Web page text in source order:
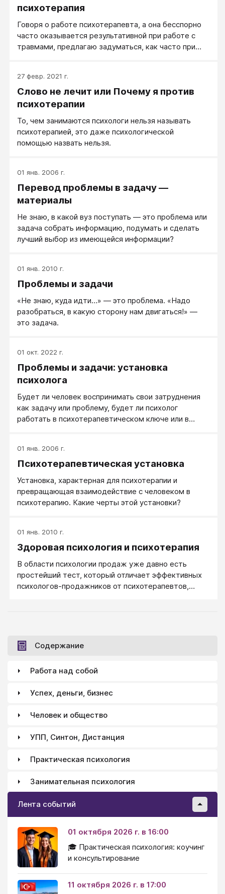
психотерапия
Говоря о работе психотерапевта, а она бесспорно
часто оказывается результативной при работе с
травмами, предлагаю задуматься, как часто при
27 февр. 2021 г.
Слово не лечит или Почему я против
психотерапии
То, чем занимаются психологи нельзя называть
психотерапией, это даже психологической
помощью назвать нельзя.
01 янв. 2006 г.
Перевод проблемы в задачу —
материалы
Не знаю, в какой вуз поступать — это проблема или
задача собрать информацию, подумать и сделать
лучший выбор из имеющейся информации?
01 янв. 2010 г.
Проблемы и задачи
«Не знаю, куда идти…» — это проблема. «Надо
разобраться, в какую сторону нам двигаться!» —
это задача.
01 окт. 2022 г.
Проблемы и задачи: установка
психолога
Будет ли человек воспринимать свои затруднения
как задачу или проблему, будет ли психолог
работать в психотерапевтическом ключе или в
насколько психолог привержен
психотерапевтической установке.
01 янв. 2006 г.
Психотерапевтическая установка
Установка, характерная для психотерапии и
превращающая взаимодействие с человеком в
психотерапию. Какие черты этой установки?
01 янв. 2010 г.
Здоровая психология и психотерапия
В области психологии продаж уже давно есть
простейший тест, который отличает эффективных
психологов-продажников от психотерапевтов,
Содержание
Работа над собой
Успех, деньги, бизнес
Человек и общество
УПП, Синтон, Дистанция
Практическая психология
Занимательная психология
Лента событий
01 октября 2026 г. в 16:00
🎓 Практическая психология: коучинг
и консультирование
11 октября 2026 г. в 17:00